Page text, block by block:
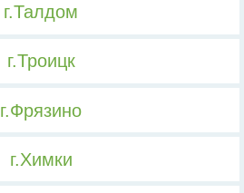
г.Талдом
г.Троицк
г.Фрязино
г.Химки